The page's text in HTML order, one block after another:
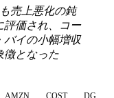
売上悪化の鈍
評価され、コー
バイの小幅増収
徴となった
AMZN COST
DG